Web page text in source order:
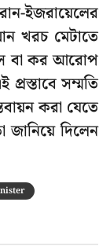
ইজরায়েলের
খরচ মেটাতে
বা কর আরোপ
সম্মতি
করা যেতে
জানিয়ে দিলেন